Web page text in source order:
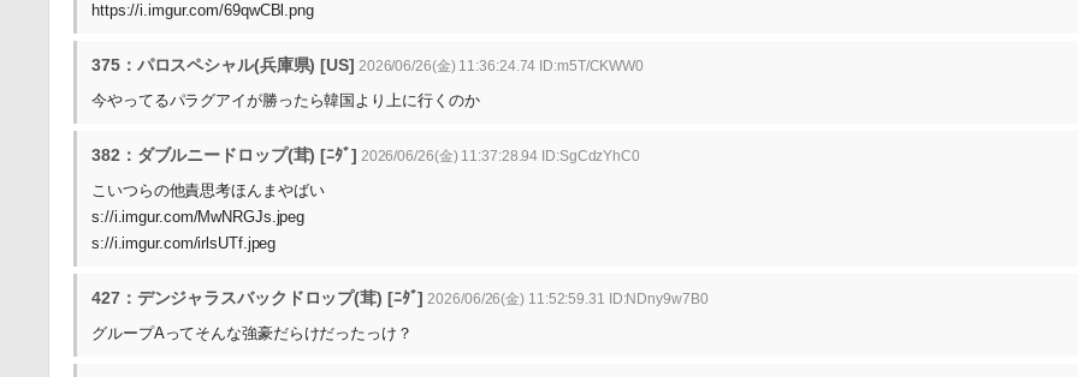
https://i.imgur.com/69qwCBl.png
375：パロスペシャル(兵庫県) [US] 2026/06/26(金) 11:36:24.74 ID:m5T/CKWW0
今やってるパラグアイが勝ったら韓国より上に行くのか
382：ダブルニードロップ(茸) [ﾆﾀﾞ] 2026/06/26(金) 11:37:28.94 ID:SgCdzYhC0
こいつらの他責思考ほんまやばい
s://i.imgur.com/MwNRGJs.jpeg
s://i.imgur.com/irlsUTf.jpeg
427：デンジャラスバックドロップ(茸) [ﾆﾀﾞ] 2026/06/26(金) 11:52:59.31 ID:NDny9w7B0
グループAってそんな強豪だらけだったっけ？